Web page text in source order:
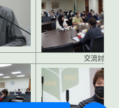
交流討論